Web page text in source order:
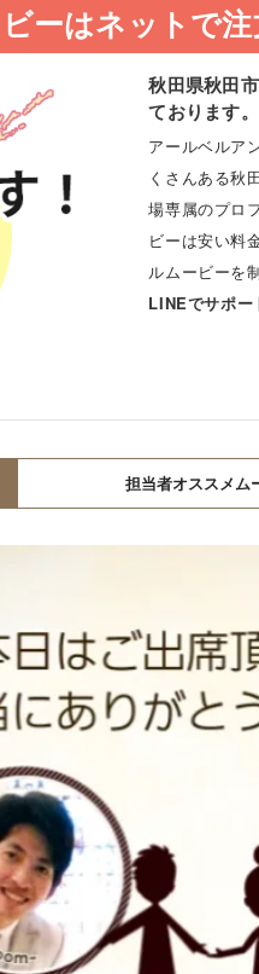
ーはネットで
秋田県秋田
ております。
アールベルア
くさんある秋
場専属のプロ
ビーは安い料
ルムービーを
LINEでサポー
担当者オススメム